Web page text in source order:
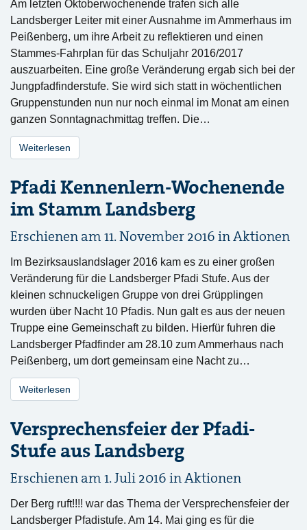
Am letzten Oktoberwochenende trafen sich alle
Landsberger Leiter mit einer Ausnahme im Ammerhaus im
Peißenberg, um ihre Arbeit zu reflektieren und einen
Stammes-Fahrplan für das Schuljahr 2016/2017
auszuarbeiten. Eine große Veränderung ergab sich bei der
Jungpfadfinderstufe. Sie wird sich statt in wöchentlichen
Gruppenstunden nun nur noch einmal im Monat am einen
ganzen Sonntagnachmittag treffen. Die…
Weiterlesen
Pfadi Kennenlern-Wochenende
im Stamm Landsberg
Erschienen am 11. November 2016 inAktionen
Im Bezirksauslandslager 2016 kam es zu einer großen
Veränderung für die Landsberger Pfadi Stufe. Aus der
kleinen schnuckeligen Gruppe von drei Grüpplingen
wurden über Nacht 10 Pfadis. Nun galt es aus der neuen
Truppe eine Gemeinschaft zu bilden. Hierfür fuhren die
Landsberger Pfadfinder am 28.10 zum Ammerhaus nach
Peißenberg, um dort gemeinsam eine Nacht zu…
Weiterlesen
Versprechensfeier der Pfadi-
Stufe aus Landsberg
Erschienen am 1. Juli 2016 inAktionen
Der Berg ruft!!!! war das Thema der Versprechensfeier der
Landsberger Pfadistufe. Am 14. Mai ging es für die